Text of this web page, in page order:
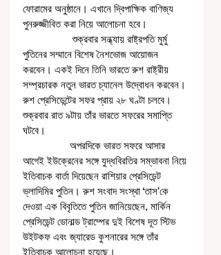
ফোরামের অনুষ্ঠানে। এখানে দ্বিপাক্ষিক বাণিজ্য
পুনরুজ্জীবিত করা নিয়ে আলোচনা হবে।
পুতিনের সম্মানে বিশেষ নৈশভোজ আয়োজন
করবেন। একই দিনে তিনি ভারতে রুশ রাষ্ট্রীয়
সম্প্রচারক নতুন ভারত চ্যানেল উদ্বোধন করবেন।
রুশ প্রেসিডেন্টের সফর প্রায় ২৮ ঘণ্টা চলবে।
শুক্রবার রাত ৯টায় তাঁর ভারতে সফরের সমাপ্তি
ঘটবে।
আগেই ইউক্রেনের সঙ্গে যুদ্ধবিরতির সম্ভাবনা নিয়ে
ইতিবাচক বার্তা দিয়েছেন রাশিয়ার প্রেসিডেন্ট
ভ্লাদিমির পুতিন। রুশ সংবাদ সংস্থা ‘তাস’কে
দেওয়া এক বিবৃতিতে পুতিন জানিয়েছেন, মার্কিন
প্রেসিডেন্ট ডোনাল্ড ট্রাম্পের দুই বিশেষ দূত স্টিভ
উইটকফ এবং জ্যারেড কুশনারের সঙ্গে তাঁর
ইতিবাচক আলোচনা হয়েছে।